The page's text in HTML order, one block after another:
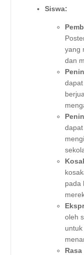
Siswa:
yang
dan
pada
oleh